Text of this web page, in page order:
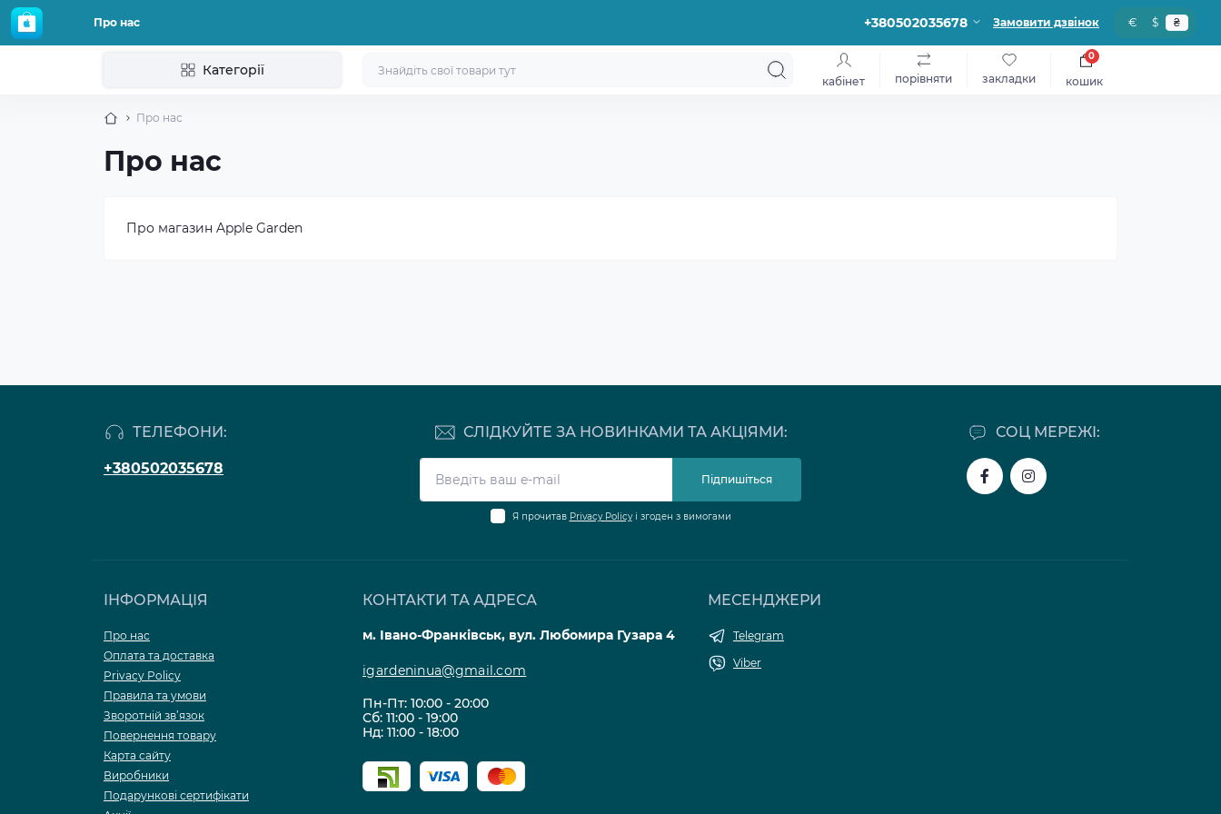
Про нас +380502035678 Замовити дзвінок € $ ₴
Категорії
кабінет порівняти закладки кошик
0
Про нас
Про нас
Про магазин Apple Garden
ТЕЛЕФОНИ:
+380502035678
СОЦ МЕРЕЖІ:
СЛІДКУЙТЕ ЗА НОВИНКАМИ ТА АКЦІЯМИ:
Підпишіться
Я прочитав Privacy Policyі згоден з вимогами
ІНФОРМАЦІЯ
Про нас
Оплата та доставка
Privacy Policy
Правила та умови
Зворотній зв’язок
Повернення товару
Карта сайту
Виробники
Подарункові сертифікати
КОНТАКТИ ТА АДРЕСА
м. Івано-Франківськ, вул. Любомира Гузара 4
igardeninua@gmail.com
Пн-Пт: 10:00 - 20:00
Сб: 11:00 - 19:00
Нд: 11:00 - 18:00
МЕСЕНДЖЕРИ
Telegram
Viber